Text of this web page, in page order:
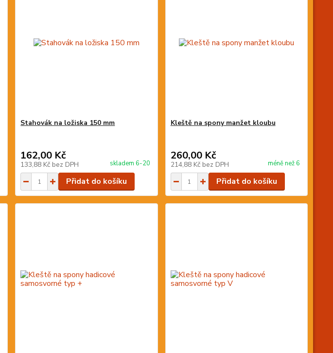
Stahovák na ložiska 150 mm
162,00 Kč
133,88 Kč bez DPH skladem 6-20
Přidat do košíku
Kleště na spony manžet kloubu
260,00 Kč
214,88 Kč bez DPH méně než 6
Přidat do košíku